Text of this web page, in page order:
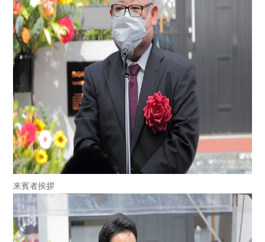
来賓者挨拶